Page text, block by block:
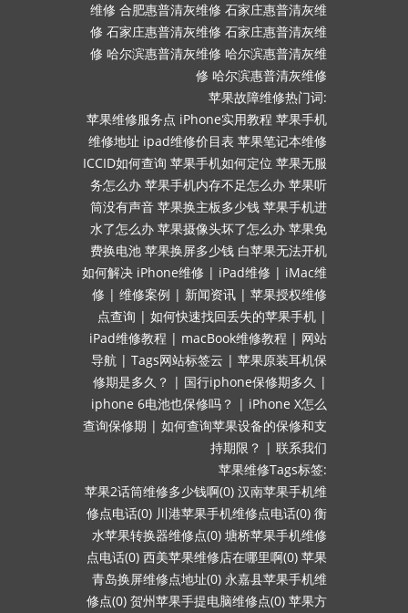
维修 合肥惠普清灰维修 石家庄惠普清灰维
修 石家庄惠普清灰维修 石家庄惠普清灰维
修 哈尔滨惠普清灰维修 哈尔滨惠普清灰维
修 哈尔滨惠普清灰维修
苹果故障维修热门词:
苹果维修服务点 iPhone实用教程 苹果手机
维修地址 ipad维修价目表 苹果笔记本维修
ICCID如何查询 苹果手机如何定位 苹果无服
务怎么办 苹果手机内存不足怎么办 苹果听
筒没有声音 苹果换主板多少钱 苹果手机进
水了怎么办 苹果摄像头坏了怎么办 苹果免
费换电池 苹果换屏多少钱 白苹果无法开机
如何解决 iPhone维修 | iPad维修 | iMac维
修 | 维修案例 | 新闻资讯 | 苹果授权维修
点查询 | 如何快速找回丢失的苹果手机 |
iPad维修教程 | macBook维修教程 | 网站
导航 | Tags网站标签云 | 苹果原装耳机保
修期是多久？ | 国行iphone保修期多久 |
iphone 6电池也保修吗？ | iPhone X怎么
查询保修期 | 如何查询苹果设备的保修和支
持期限？ | 联系我们
苹果维修Tags标签:
苹果2话筒维修多少钱啊(0) 汉南苹果手机维
修点电话(0) 川港苹果手机维修点电话(0) 衡
水苹果转换器维修点(0) 塘桥苹果手机维修
点电话(0) 西美苹果维修店在哪里啊(0) 苹果
青岛换屏维修点地址(0) 永嘉县苹果手机维
修点(0) 贺州苹果手提电脑维修点(0) 苹果方